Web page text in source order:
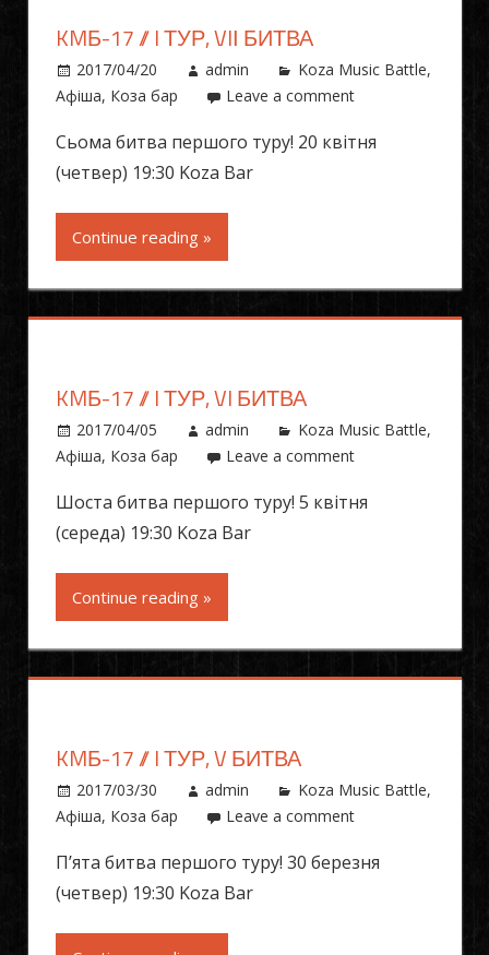
KMБ-17 // I ТУР, VIІ БИТВА
2017/04/20 admin Koza Music Battle,
Афіша, Коза бар Leave a comment
Сьома битва першого туру! 20 квітня
(четвер) 19:30 Koza Bar
Continue reading »
KMБ-17 // I ТУР, VI БИТВА
2017/04/05 admin Koza Music Battle,
Афіша, Коза бар Leave a comment
Шоста битва першого туру! 5 квітня
(середа) 19:30 Koza Bar
Continue reading »
KMБ-17 // I ТУР, V БИТВА
2017/03/30 admin Koza Music Battle,
Афіша, Коза бар Leave a comment
П’ята битва першого туру! 30 березня
(четвер) 19:30 Koza Bar